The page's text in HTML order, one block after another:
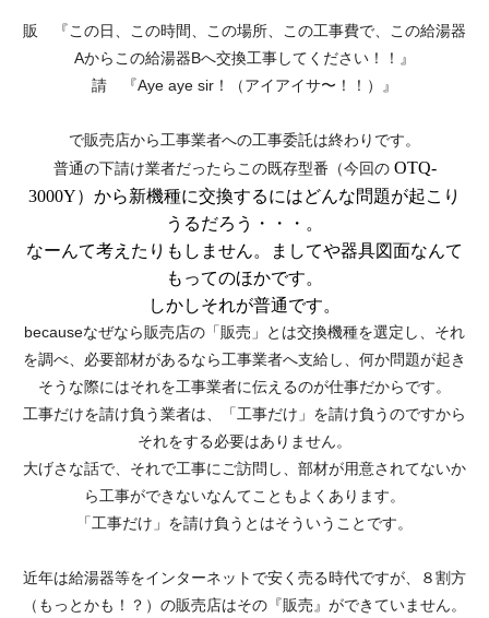
販 『この日、この時間、この場所、この工事費で、この給湯器
Aからこの給湯器Bへ交換工事してください！！』
請 『Aye aye sir！（アイアイサ〜！！）』
で販売店から工事業者への工事委託は終わりです。
普通の下請け業者だったらこの既存型番（今回のOTQ-
3000Y）から新機種に交換するにはどんな問題が起こり
うるだろう・・・。
なーんて考えたりもしません。ましてや器具図面なんて
もってのほかです。
しかしそれが普通です。
becauseなぜなら販売店の「販売」とは交換機種を選定し、それ
を調べ、必要部材があるなら工事業者へ支給し、何か問題が起き
そうな際にはそれを工事業者に伝えるのが仕事だからです。
工事だけを請け負う業者は、「工事だけ」を請け負うのですから
それをする必要はありません。
大げさな話で、それで工事にご訪問し、部材が用意されてないか
ら工事ができないなんてこともよくあります。
「工事だけ」を請け負うとはそういうことです。
近年は給湯器等をインターネットで安く売る時代ですが、８割方
（もっとかも！？）の販売店はその『販売』ができていません。